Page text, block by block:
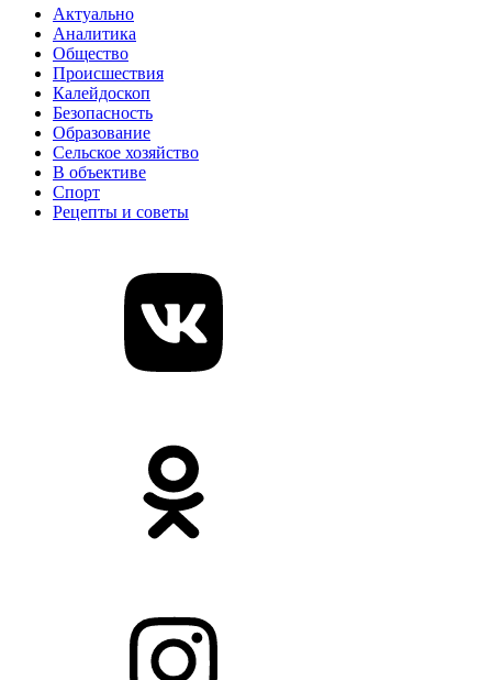
Актуально
Аналитика
Общество
Происшествия
Калейдоскоп
Безопасность
Образование
Сельское хозяйство
В объективе
Спорт
Рецепты и советы